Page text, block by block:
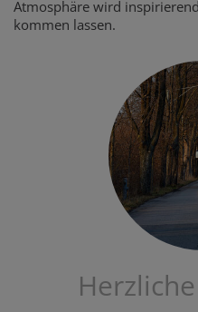
Atmosphäre wird
kommen lassen.